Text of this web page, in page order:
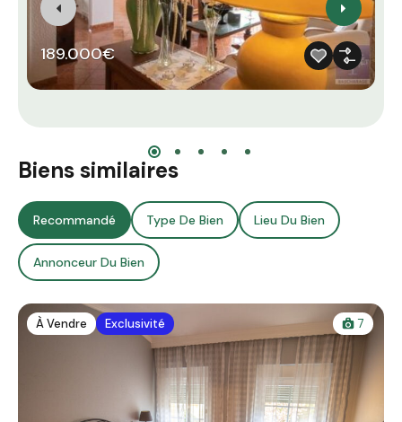
189.000€
Biens similaires
Recommandé Type De Bien Lieu Du Bien
Annonceur Du Bien
À Vendre Exclusivité 7